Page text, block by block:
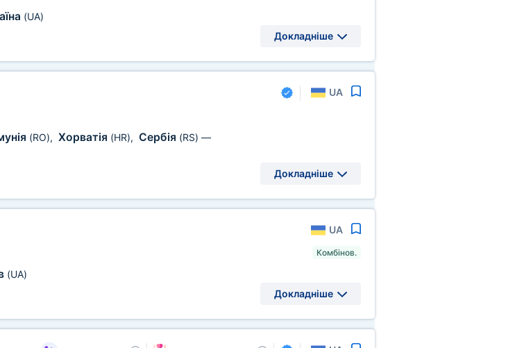
(UA)
Докладніше
UA
(RO), Хорватія (HR), Сербія (RS) —
Докладніше
UA
(UA)
Комбінов.
Докладніше